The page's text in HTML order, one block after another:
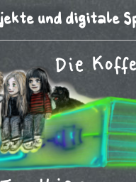
und digitale